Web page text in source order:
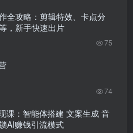
全攻略：剪辑特效、卡点分
，新手快速出片
75
74
课：智能体搭建 文案生成 音
AI赚钱引流模式